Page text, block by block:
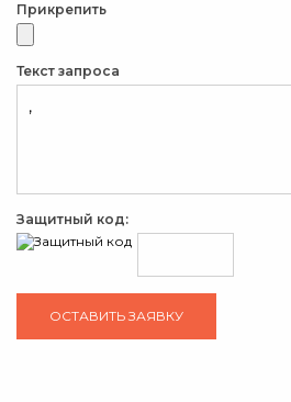
Прикрепить
Текст запроса
Защитный код: